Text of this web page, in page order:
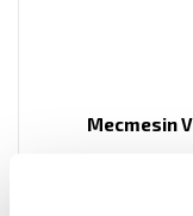
Mecmesin
Mecmesin